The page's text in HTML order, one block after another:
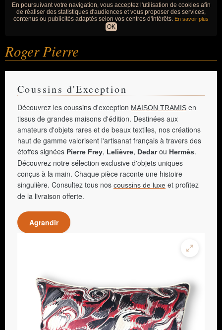
En poursuivant votre navigation, vous acceptez l'utilisation de cookies afin
de réaliser des statistiques d'audiences et vous proposer des services,
contenus ou publicités adaptés selon vos centres d'intérêts. En savoir plus
OK
Roger Pierre
Coussins d'Exception
Découvrez les coussins d'exception MAISON TRAMIS en
tissus de grandes maisons d'édition. Destinées aux
amateurs d'objets rares et de beaux textiles, nos créations
haut de gamme valorisent l'artisanat français à travers des
étoffes signées Pierre Frey, Lelièvre, Dedarou Hermès.
Découvrez notre sélection exclusive d'objets uniques
conçus à la main. Chaque pièce raconte une histoire
singulière. Consultez tous nos coussins de luxe et profitez
de la livraison offerte.
Agrandir